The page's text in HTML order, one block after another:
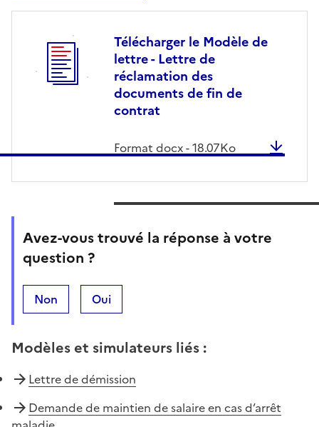
Télécharger le Modèle de
lettre - Lettre de
réclamation des
documents de fin de
contrat
Format docx-18.07Ko
Avez-vous trouvé la réponse à votre
question ?
Non Oui
Modèles et simulateurs liés :
Lettre de démission
Demande de maintien de salaire en cas d’arrêt